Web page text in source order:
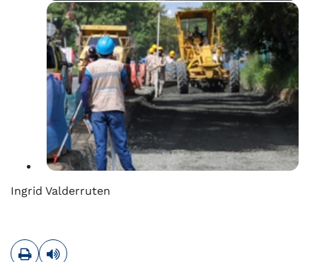
Ingrid Valderruten
ImprimirLeer contenido